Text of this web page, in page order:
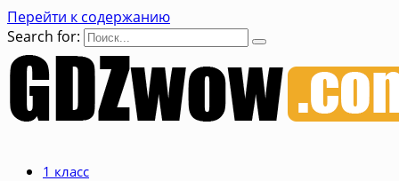
Перейти к содержанию
Search for:
1 класс